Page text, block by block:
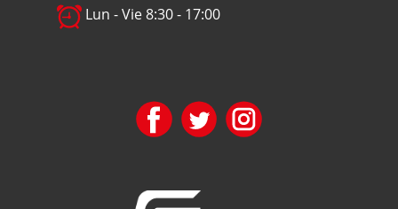
Lun - Vie 8:30 - 17:00